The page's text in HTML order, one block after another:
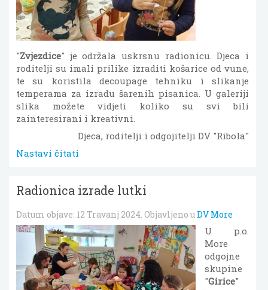
"Zvjezdice" je održala uskrsnu radionicu. Djeca i
roditelji su imali prilike izraditi košarice od vune,
te su koristila decoupage tehniku i slikanje
temperama za izradu šarenih pisanica. U galeriji
slika možete vidjeti koliko su svi bili
zainteresirani i kreativni.
Djeca, roditelji i odgojitelji DV "Ribola"
Nastavi čitati
Radionica izrade lutki
Datum objave: 12 Travanj 2024. Objavljeno uDV More
U p.o.
More
odgojne
skupine
"Girice"